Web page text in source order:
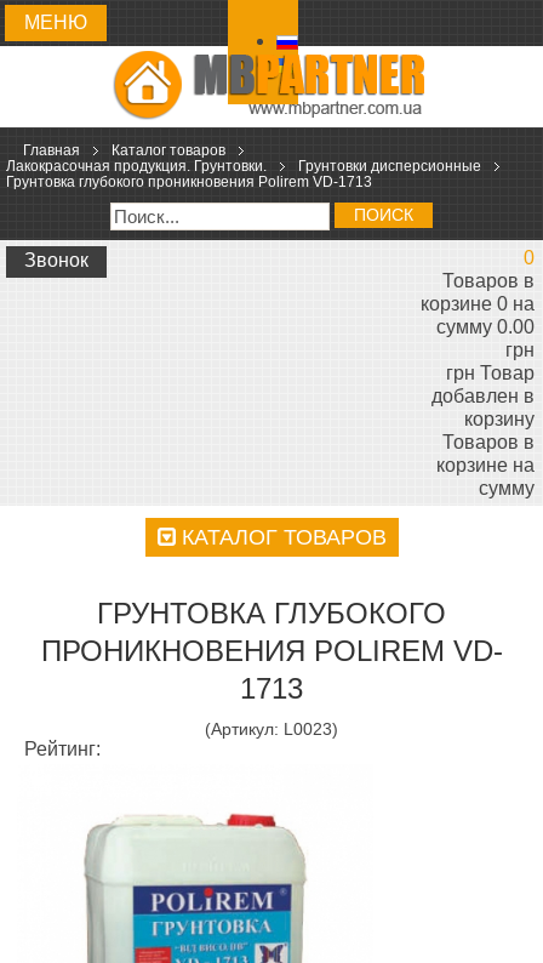
МЕНЮ
Главная
Каталог товаров
Лакокрасочная продукция. Грунтовки.
Грунтовки дисперсионные
Грунтовка глубокого проникновения Polirem VD-1713
ПОИСК
Звонок
0
Товаров в
корзине 0 на
сумму 0.00
грн
грн Товар
добавлен в
корзину
Товаров в
корзине на
сумму
КАТАЛОГ ТОВАРОВ
ГРУНТОВКА ГЛУБОКОГО
ПРОНИКНОВЕНИЯ POLIREM VD-
1713
(Артикул: L0023)
Рейтинг: